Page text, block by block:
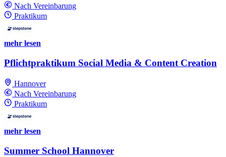
Nach Vereinbarung
Praktikum
mehr lesen
Pflichtpraktikum Social Media & Content Creation
Hannover
Nach Vereinbarung
Praktikum
mehr lesen
Summer School Hannover